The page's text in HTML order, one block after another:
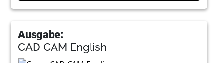
Ausgabe:
CAD CAM English